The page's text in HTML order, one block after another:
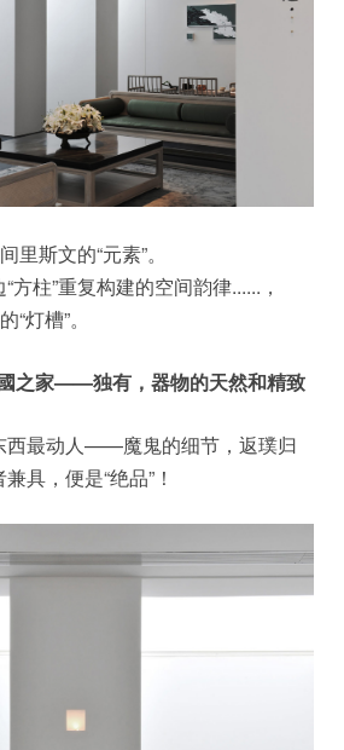
里斯文的“元素”。
方柱”重复构建的空间韵律......，
灯槽”。
之家——独有，器物的天然和精致
西最动人——魔鬼的细节，返璞归
具，便是“绝品”！